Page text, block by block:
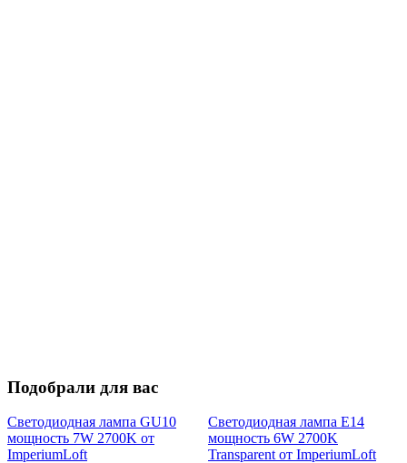
Подобрали для вас
Светодиодная лампа GU10
мощность 7W 2700K от
ImperiumLoft
Светодиодная лампа E14
мощность 6W 2700K
Transparent от ImperiumLoft